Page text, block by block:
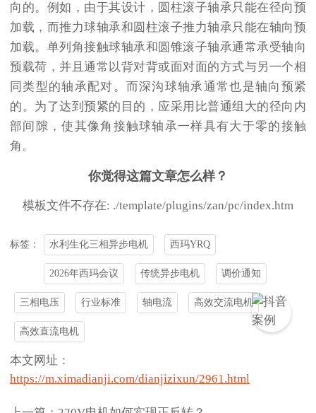
向的。例如，由于其设计，圆柱滚子轴承只能在径向预
加载，而推力球轴承和圆柱滚子推力轴承只能在轴向预
加载。单列角接触球轴承和圆锥滚子轴承通常承受轴向
预载荷，并且通常以背对背或面对面的方式与另一个相
同类型的轴承配对。而深沟球轴承通常也是轴向预紧
的。为了达到预紧的目的，应采用比普通组大的径向内
部间隙，使其像角接触球轴承一样具有大于零的接触
角。
你觉得这篇文章怎么样？
模板文件不存在: ./template/plugins/zan/pc/index.htm
标签： 水利生化三相异步电机 西玛YRQ
2026年西玛会议 传统异步电机 调价通知
三相电压 行业标准 轴电流 高效交流电机
高效直流电机
本文网址：
https://m.ximadianji.com/dianjizixun/2961.html